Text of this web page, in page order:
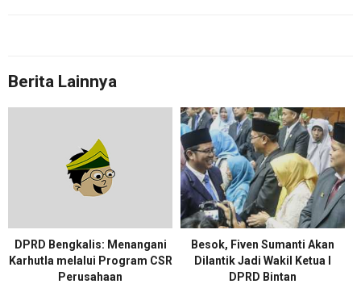
Berita Lainnya
DPRD Bengkalis: Menangani
Karhutla melalui Program CSR
Perusahaan
Besok, Fiven Sumanti Akan
Dilantik Jadi Wakil Ketua I
DPRD Bintan